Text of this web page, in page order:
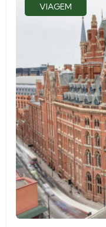
VIAGEM